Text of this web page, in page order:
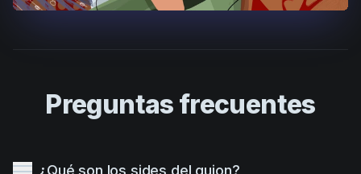
Preguntas frecuentes
¿Qué son los sides del guion?